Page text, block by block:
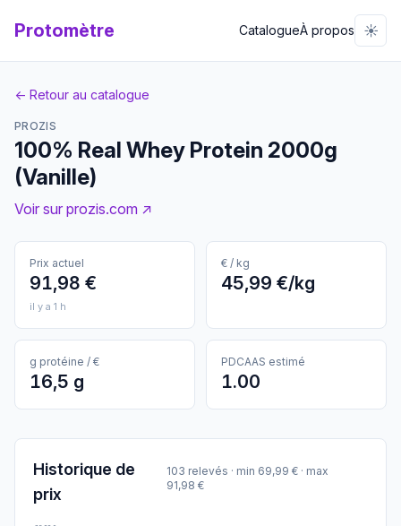
Protomètre CatalogueÀ propos ☀️
← Retour au catalogue
PROZIS
100% Real Whey Protein 2000g
(Vanille)
Voir sur prozis.com ↗
Prix actuel
91,98 €
il y a 1 h
€ / kg
45,99 €/kg
g protéine / €
16,5 g
PDCAAS estimé
1.00
Historique de
prix
103 relevés · min 69,99 € · max
91,98 €